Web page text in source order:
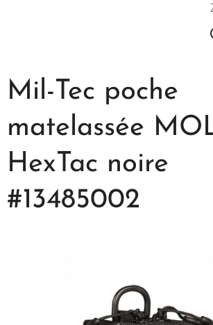
Mil-Tec poche
matelassée
HexTac noire
#13485002